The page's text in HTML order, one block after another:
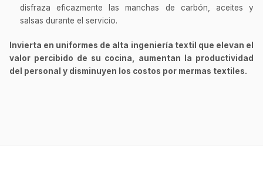
disfraza eficazmente las manchas de carbón, aceites y
salsas durante el servicio.
Invierta en uniformes de alta ingeniería textil que elevan el
valor percibido de su cocina, aumentan la productividad
del personal y disminuyen los costos por mermas textiles.